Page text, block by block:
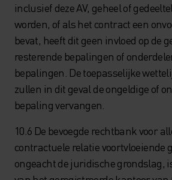
inclusief deze AV, geheel of
worden, of als het contract een
bevat, heeft dit geen invloed op de
resterende bepalingen of
bepalingen. De toepasselijke
zullen in dit geval de ongeldige of
bepaling vervangen.
10.6 De bevoegde rechtbank voor
contractuele relatie voortvloeiende
ongeacht de juridische grondslag,